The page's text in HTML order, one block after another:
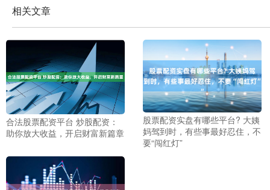
相关文章
合法股票配资平台 炒股配资：
助你放大收益，开启财富新篇章
股票配资实盘有哪些平台? 大姨
妈驾到时，有些事最好忍住，不
要“闯红灯”